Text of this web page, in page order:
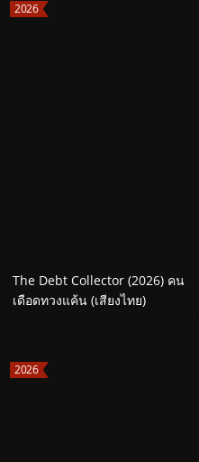
2026
The Debt Collector (2026) คน
เดือดทวงแค้น (เสียงไทย)
2026